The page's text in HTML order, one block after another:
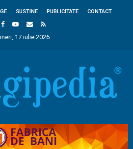
SUSTINE PUBLICITATE CONTACT
17 iulie 2026